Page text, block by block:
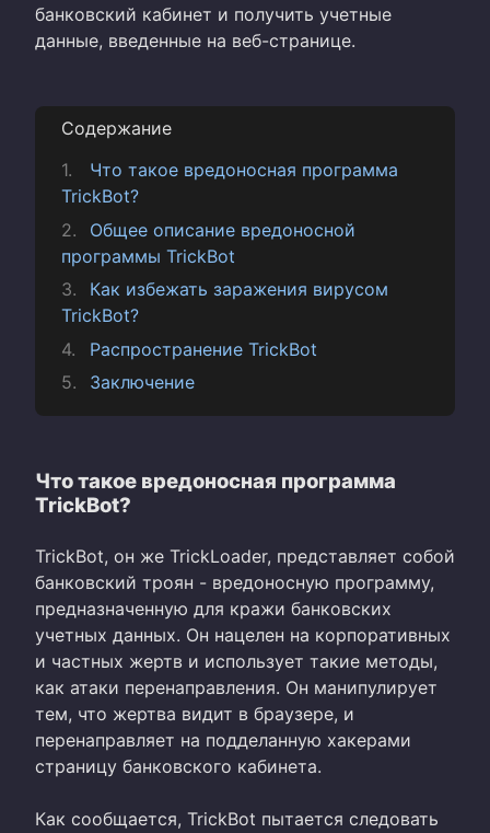
банковский кабинет и получить учетные
данные, введенные на веб-странице.
Содержание
Что такое вредоносная программа
TrickBot?
Общее описание вредоносной
программы TrickBot
Как избежать заражения вирусом
TrickBot?
Распространение TrickBot
Заключение
Что такое вредоносная программа
TrickBot?
TrickBot, он же TrickLoader, представляет собой
банковский троян - вредоносную программу,
предназначенную для кражи банковских
учетных данных. Он нацелен на корпоративных
и частных жертв и использует такие методы,
как атаки перенаправления. Он манипулирует
тем, что жертва видит в браузере, и
перенаправляет на подделанную хакерами
страницу банковского кабинета.
Как сообщается, TrickBot пытается следовать